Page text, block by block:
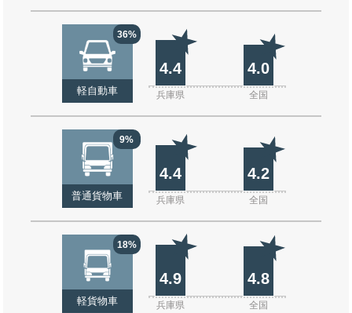
36%
軽自動車
4.4 4.0
兵庫県 全国
9%
普通貨物車
4.4 4.2
兵庫県 全国
18%
軽貨物車
4.9 4.8
兵庫県 全国